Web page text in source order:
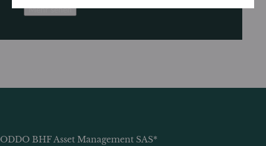
Mehr sehen
ODDO BHF Asset Management SAS*